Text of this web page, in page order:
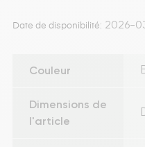
Date de disponibilité: 2026-
Couleur
Dimensions de
l'article